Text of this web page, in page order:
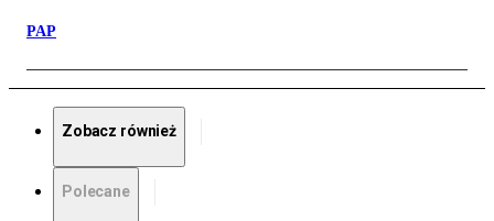
PAP
Zobacz również
Polecane